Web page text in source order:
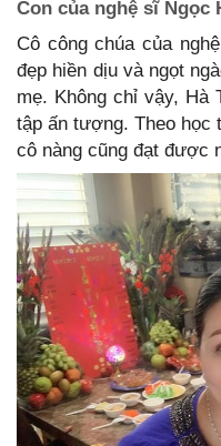
Con của nghệ sĩ Ngọc
Cô công chúa của
đẹp hiền dịu và ngọt
mẹ. Không chỉ vậy, Hà
tập ấn tượng. Theo học
cô nàng cũng đạt được